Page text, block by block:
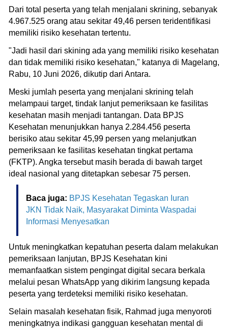
Dari total peserta yang telah menjalani skrining, sebanyak
4.967.525 orang atau sekitar 49,46 persen teridentifikasi
memiliki risiko kesehatan tertentu.
"Jadi hasil dari skining ada yang memiliki risiko kesehatan
dan tidak memiliki risiko kesehatan," katanya di Magelang,
Rabu, 10 Juni 2026, dikutip dari Antara.
Meski jumlah peserta yang menjalani skrining telah
melampaui target, tindak lanjut pemeriksaan ke fasilitas
kesehatan masih menjadi tantangan. Data BPJS
Kesehatan menunjukkan hanya 2.284.456 peserta
berisiko atau sekitar 45,99 persen yang melanjutkan
pemeriksaan ke fasilitas kesehatan tingkat pertama
(FKTP). Angka tersebut masih berada di bawah target
ideal nasional yang ditetapkan sebesar 75 persen.
Baca juga: BPJS Kesehatan Tegaskan Iuran
JKN Tidak Naik, Masyarakat Diminta Waspadai
Informasi Menyesatkan
Untuk meningkatkan kepatuhan peserta dalam melakukan
pemeriksaan lanjutan, BPJS Kesehatan kini
memanfaatkan sistem pengingat digital secara berkala
melalui pesan WhatsApp yang dikirim langsung kepada
peserta yang terdeteksi memiliki risiko kesehatan.
Selain masalah kesehatan fisik, Rahmad juga menyoroti
meningkatnya indikasi gangguan kesehatan mental di